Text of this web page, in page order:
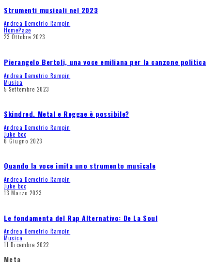
Strumenti musicali nel 2023
Andrea Demetrio Rampin
HomePage
23 Ottobre 2023
Pierangelo Bertoli, una voce emiliana per la canzone politica
Andrea Demetrio Rampin
Musica
5 Settembre 2023
Skindred. Metal e Reggae è possibile?
Andrea Demetrio Rampin
Juke box
6 Giugno 2023
Quando la voce imita uno strumento musicale
Andrea Demetrio Rampin
Juke box
13 Marzo 2023
Le fondamenta del Rap Alternativo: De La Soul
Andrea Demetrio Rampin
Musica
11 Dicembre 2022
Meta